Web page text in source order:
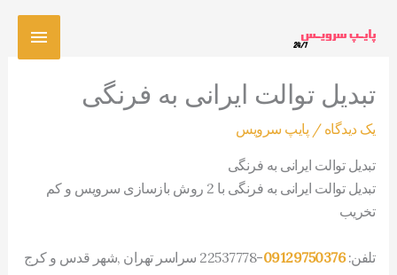
تبدیل توالت ایرانی به فرنگی
یک دیدگاه / پایپ سرویس
تبدیل توالت ایرانی به فرنگی
تبدیل توالت ایرانی به فرنگی با 2 روش بازسازی سرویس و کم
تخریب
تلفن:09129750376-22537778 سراسر تهران ,شهر قدس و کرج